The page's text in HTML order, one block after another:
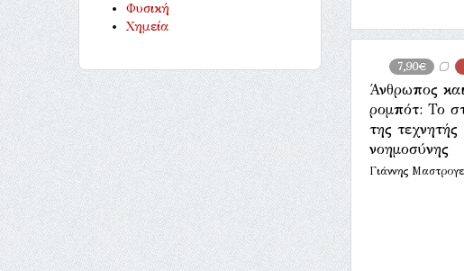
Φυσική
Χημεία
7,90€
Άνθρωπος και
ρομπότ: Το
της τεχνητής
νοημοσύνης
Γιάννης